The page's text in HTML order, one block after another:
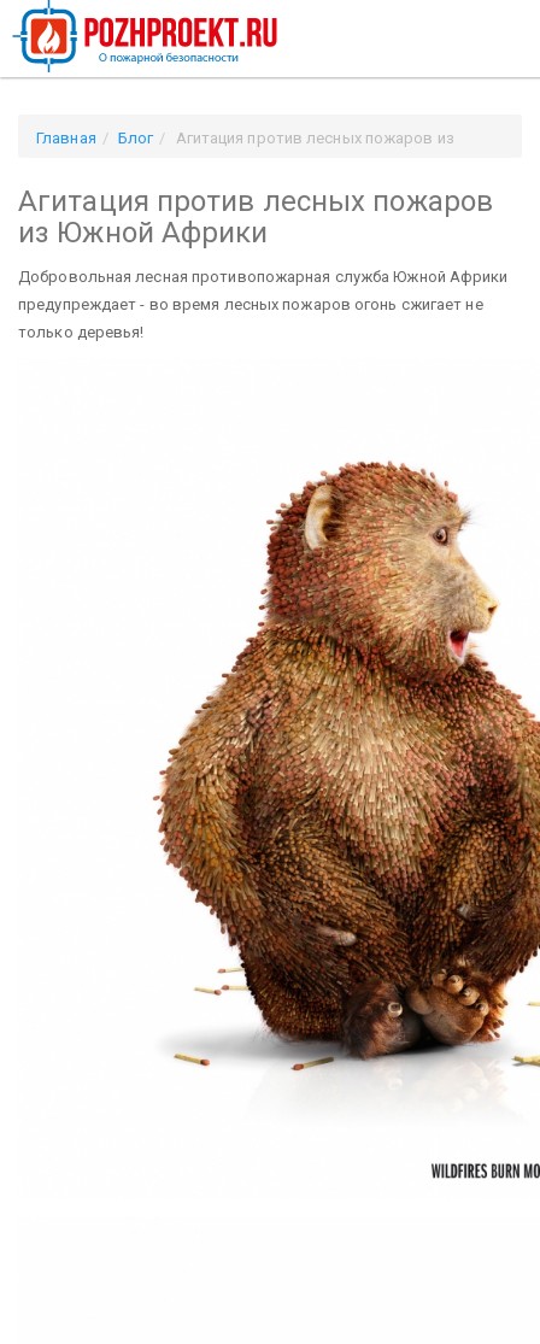
Главная Блог
Агитация против лесных пожаров из
Агитация против лесных пожаров
из Южной Африки
Добровольная лесная противопожарная служба Южной Африки
предупреждает - во время лесных пожаров огонь сжигает не
только деревья!